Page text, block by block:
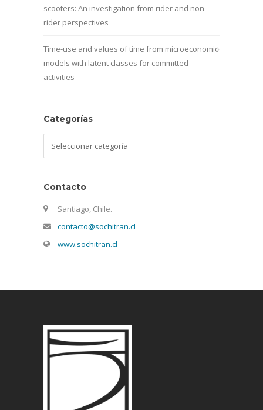
scooters: An investigation from rider and non-
rider perspectives
Time-use and values of time from microeconomic
models with latent classes for committed
activities
Categorías
Contacto
Santiago, Chile.
contacto@sochitran.cl
www.sochitran.cl